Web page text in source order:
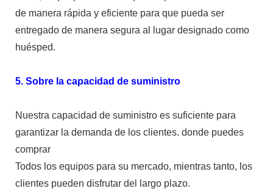
de manera rápida y eficiente para que pueda ser
entregado de manera segura al lugar designado como
huésped.
5. Sobre la capacidad de suministro
Nuestra capacidad de suministro es suficiente para
garantizar la demanda de los clientes. donde puedes
comprar
Todos los equipos para su mercado, mientras tanto, los
clientes pueden disfrutar del largo plazo.